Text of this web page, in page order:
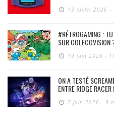
13 juillet 2026 -
#RÉTROGAMING :
SUR COLECOVISION
19 juin 2026 -
ON A TESTÉ
ENTRE RIDGE
7 juin 2026 - 9